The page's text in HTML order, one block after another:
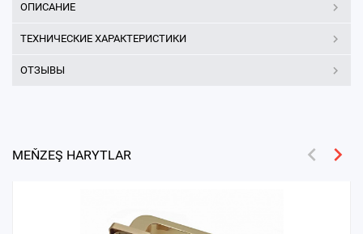
ОПИСАНИЕ
ТЕХНИЧЕСКИЕ ХАРАКТЕРИСТИКИ
ОТЗЫВЫ
MEŇZEŞ HARYTLAR